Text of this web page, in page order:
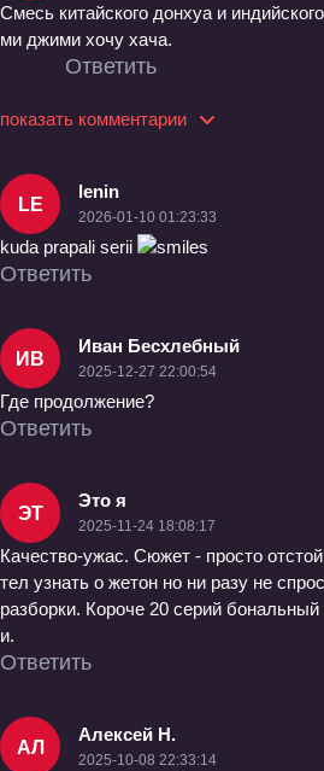
Смесь китайского донхуа и
ми джими хочу хача.
Ответить
показать комментарии
LE
lenin
2026-01-10 01:23:33
kuda prapali serii
Ответить
ИВ
Иван Бесхлебный
2025-12-27 22:00:54
Где продолжение?
Ответить
ЭТ
Это я
2025-11-24 18:08:17
Качество-ужас. Сюжет - просто
тел узнать о жетон но ни разу не
разборки. Короче 20 серий
и.
Ответить
АЛ
Алексей Н.
2025-10-08 22:33:14